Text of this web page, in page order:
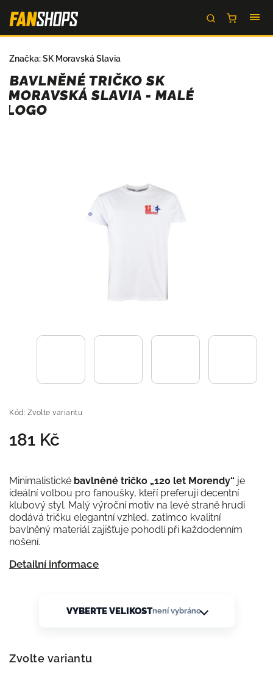
BAVLNĚNÉ TRIČKO SK
MORAVSKÁ SLAVIA - MALÉ
LOGO
Kód: Zvolte variantu
181 Kč
Minimalistické bavlněné tričko „120 let Morendy“ je
ideální volbou pro fanoušky, kteří preferují decentní
klubový styl. Malý výroční motiv na levé straně hrudi
dodává tričku elegantní vzhled, zatímco kvalitní
bavlněný materiál zajišťuje pohodlí při každodenním
nošení.
Detailní informace
Značka:SK Moravská Slavia
VYBERTE VELIKOSTnení vybráno
Zvolte variantu